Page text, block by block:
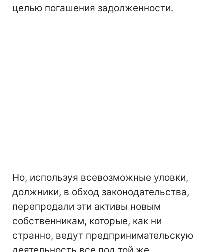
целью погашения задолженности.
Но, используя всевозможные уловки,
должники, в обход законодательства,
перепродали эти активы новым
собственникам, которые, как ни
странно, ведут предпринимательскую